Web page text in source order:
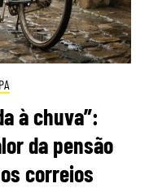
à chuva”:
da pensão
correios